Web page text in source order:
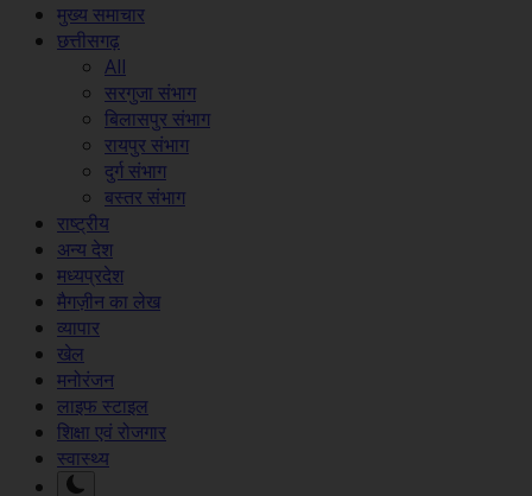
मुख्य समाचार
छत्तीसगढ़
All
सरगुजा संभाग
बिलासपुर संभाग
रायपुर संभाग
दुर्ग संभाग
बस्तर संभाग
राष्ट्रीय
अन्य देश
मध्यप्रदेश
मैगज़ीन का लेख
व्यापार
खेल
मनोरंजन
लाइफ स्टाइल
शिक्षा एवं रोजगार
स्वास्थ्य